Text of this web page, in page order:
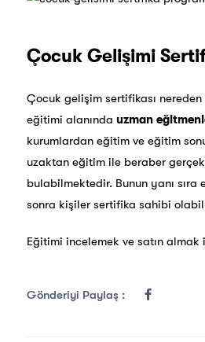
Çocuk Gelişimi
Çocuk gelişim sertifikası nereden
eğitimi alanında uzman
kurumlardan eğitim ve eğitim
uzaktan eğitim ile beraber
bulabilmektedir. Bunun yanı
sonra kişiler sertifika sahibi
Eğitimi incelemek ve satın almak
Gönderiyi Paylaş :